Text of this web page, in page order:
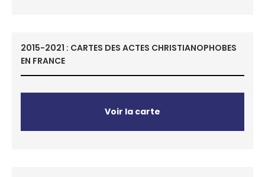
2015-2021 : CARTES DES ACTES CHRISTIANOPHOBES
EN FRANCE
Voir la carte